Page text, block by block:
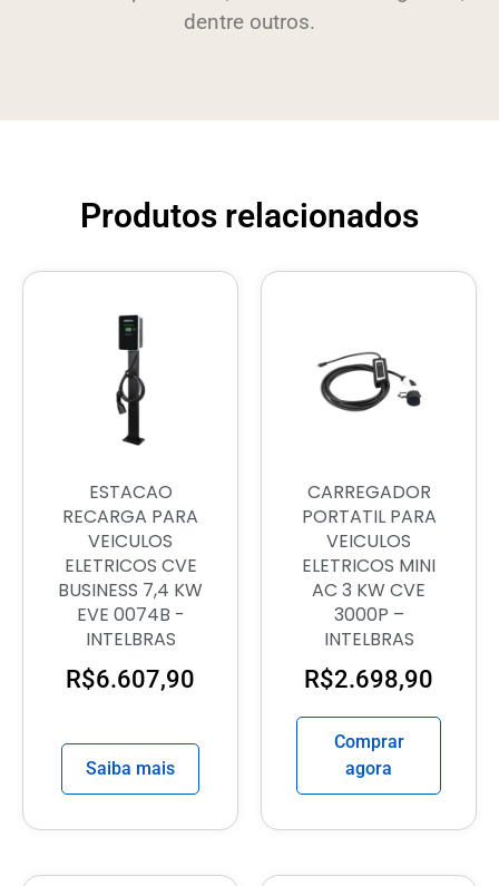
dentre outros.
Produtos relacionados
ESTACAO
RECARGA PARA
VEICULOS
ELETRICOS CVE
BUSINESS 7,4 KW
EVE 0074B -
INTELBRAS
R$6.607,90
Saiba mais
CARREGADOR
PORTATIL PARA
VEICULOS
ELETRICOS MINI
AC 3 KW CVE
3000P –
INTELBRAS
R$2.698,90
Comprar
agora